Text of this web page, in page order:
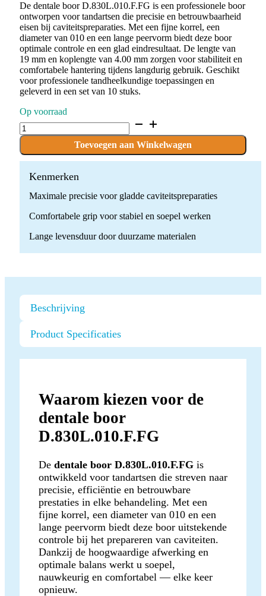
De dentale boor D.830L.010.F.FG is een professionele boor
ontworpen voor tandartsen die precisie en betrouwbaarheid
eisen bij caviteitspreparaties. Met een fijne korrel, een
diameter van 010 en een lange peervorm biedt deze boor
optimale controle en een glad eindresultaat. De lengte van
19 mm en koplengte van 4.00 mm zorgen voor stabiliteit en
comfortabele hantering tijdens langdurig gebruik. Geschikt
voor professionele tandheelkundige toepassingen en
geleverd in een set van 10 stuks.
Op voorraad
D.830L.010.F.FG
x
Boren
quantity
Toevoegen aan Winkelwagen
Kenmerken
Maximale precisie voor gladde caviteitspreparaties
Comfortabele grip voor stabiel en soepel werken
Lange levensduur door duurzame materialen
Beschrijving
Product Specificaties
Waarom kiezen voor de
dentale boor
D.830L.010.F.FG
De dentale boor D.830L.010.F.FG is
ontwikkeld voor tandartsen die streven naar
precisie, efficiëntie en betrouwbare
prestaties in elke behandeling. Met een
fijne korrel, een diameter van 010 en een
lange peervorm biedt deze boor uitstekende
controle bij het prepareren van caviteiten.
Dankzij de hoogwaardige afwerking en
optimale balans werkt u soepel,
nauwkeurig en comfortabel — elke keer
opnieuw.